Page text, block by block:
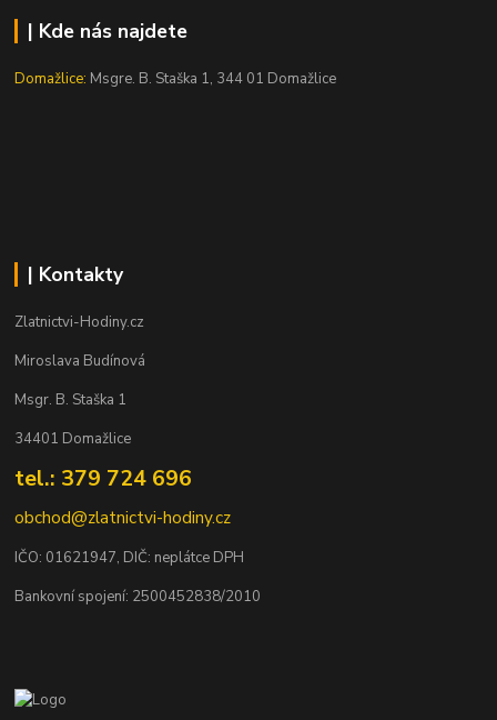
| Kde nás najdete
Domažlice: Msgre. B. Staška 1, 344 01 Domažlice
| Kontakty
Zlatnictvi-Hodiny.cz
Miroslava Budínová
Msgr. B. Staška 1
34401 Domažlice
tel.: 379 724 696
obchod@zlatnictvi-hodiny.cz
IČO: 01621947, DIČ: neplátce DPH
Bankovní spojení: 2500452838/2010